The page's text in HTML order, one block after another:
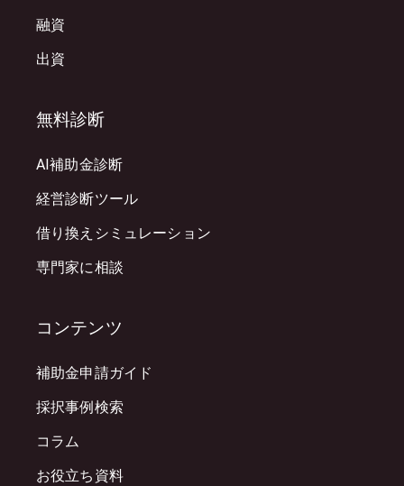
融資
出資
無料診断
AI補助金診断
経営診断ツール
借り換えシミュレーション
専門家に相談
コンテンツ
補助金申請ガイド
採択事例検索
コラム
お役立ち資料